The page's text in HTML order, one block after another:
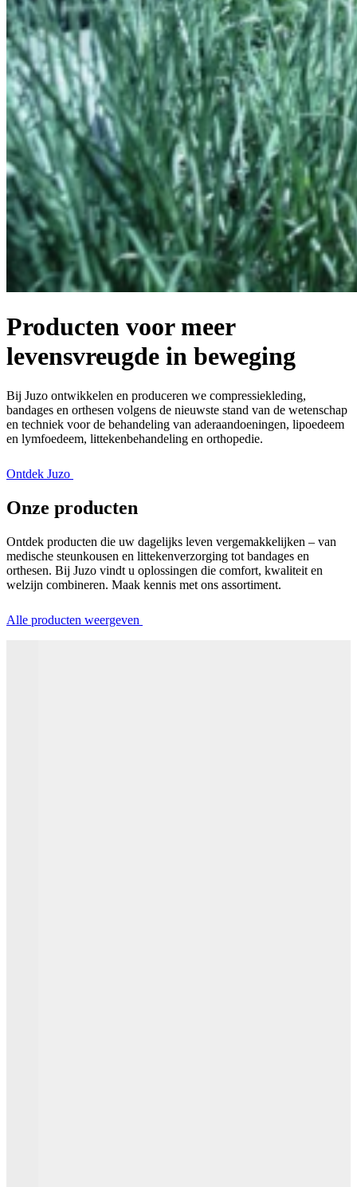
Producten voor meer
levensvreugde in beweging
Bij Juzo ontwikkelen en produceren we compressiekleding,
bandages en orthesen volgens de nieuwste stand van de wetenschap
en techniek voor de behandeling van aderaandoeningen, lipoedeem
en lymfoedeem, littekenbehandeling en orthopedie.
Ontdek Juzo
Onze producten
Ontdek producten die uw dagelijks leven vergemakkelijken – van
medische steunkousen en littekenverzorging tot bandages en
orthesen. Bij Juzo vindt u oplossingen die comfort, kwaliteit en
welzijn combineren. Maak kennis met ons assortiment.
Alle producten weergeven